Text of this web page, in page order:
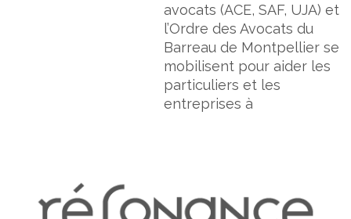
avocats (ACE, SAF, UJA) et
l’Ordre des Avocats du
Barreau de Montpellier se
mobilisent pour aider les
particuliers et les
entreprises à